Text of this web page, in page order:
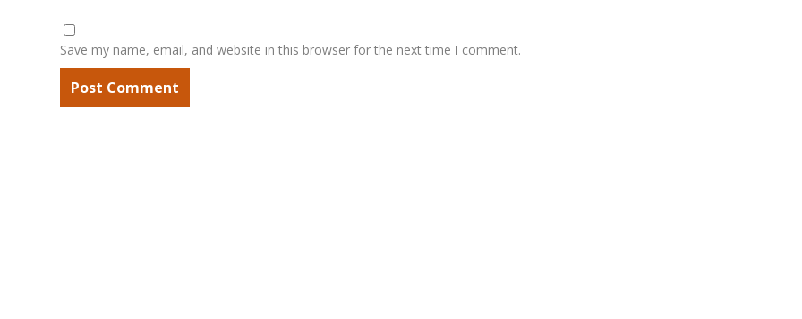
Save my name, email, and website in this browser for the next time I comment.